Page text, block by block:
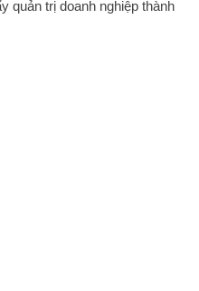
quản trị doanh nghiệp thành